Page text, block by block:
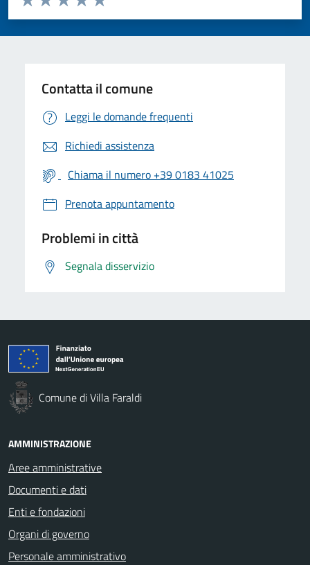
Valuta 5 stelle su 5
Valuta 4 stelle su 5
Valuta 3 stelle su 5
Valuta 2 stelle su 5
Valuta 1 stelle su 5
Contatta il comune
Leggi le domande frequenti
Richiedi assistenza
Chiama il numero +39 0183 41025
Prenota appuntamento
Problemi in città
Segnala disservizio
Comune di Villa Faraldi
AMMINISTRAZIONE
Aree amministrative
Documenti e dati
Enti e fondazioni
Organi di governo
Personale amministrativo